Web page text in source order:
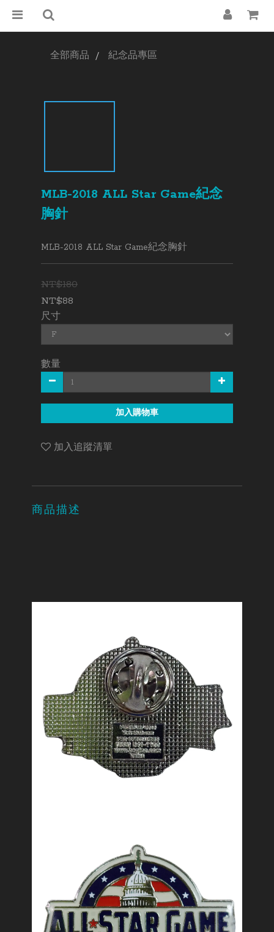
全部商品 紀念品專區
MLB-2018 ALL Star Game紀念
胸針
MLB-2018 ALL Star Game紀念胸針
NT$180
NT$88
尺寸
數量
加入購物車
加入追蹤清單
商品描述